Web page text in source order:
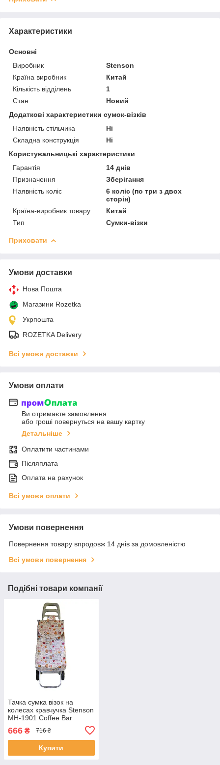
Характеристики
Основні
Виробник
Stenson
Країна виробник
Китай
Кількість відділень
1
Стан
Новий
Додаткові характеристики сумок-візків
Наявність стільчика
Ні
Складна конструкція
Ні
Користувальницькі характеристики
Гарантія
14 днів
Призначення
Зберігання
Наявність коліс
6 коліс (по три з двох
сторін)
Країна-виробник товару
Китай
Тип
Сумки-візки
Приховати
Умови доставки
Нова Пошта
Магазини Rozetka
Укрпошта
ROZETKA Delivery
Всі умови доставки
Умови оплати
Ви отримаєте замовлення
або гроші повернуться на вашу картку
Детальніше
Оплатити частинами
Післяплата
Оплата на рахунок
Всі умови оплати
Умови повернення
Повернення товару впродовж 14 днів за домовленістю
Всі умови повернення
Подібні товари компанії
Тачка сумка візок на
колесах кравчучка Stenson
MH-1901 Coffee Bar
666 ₴ 716 ₴
Купити